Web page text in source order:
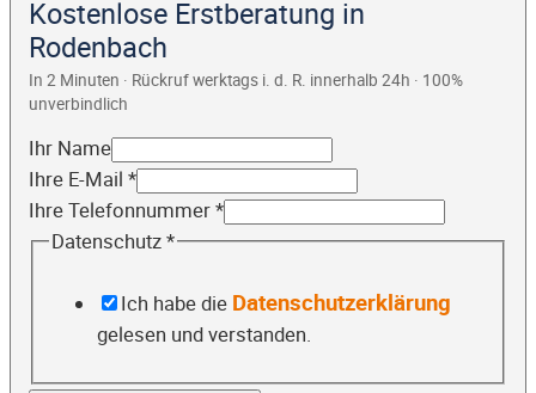
Kostenlose Erstberatung in
Rodenbach
In 2 Minuten · Rückruf werktags i. d. R. innerhalb 24h · 100%
unverbindlich
Ihr Name
Ihre E-Mail *
Ihre Telefonnummer*
Datenschutz*
Ich habe die Datenschutzerklärung
gelesen und verstanden.